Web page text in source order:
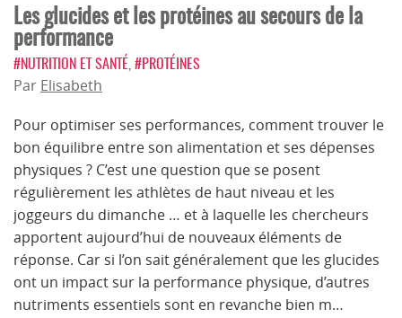
Les glucides et les protéines au secours de la
performance
#NUTRITION ET SANTÉ #PROTÉINES
Par Elisabeth
Pour optimiser ses performances, comment trouver le
bon équilibre entre son alimentation et ses dépenses
physiques ? C’est une question que se posent
régulièrement les athlètes de haut niveau et les
joggeurs du dimanche … et à laquelle les chercheurs
apportent aujourd’hui de nouveaux éléments de
réponse. Car si l’on sait généralement que les glucides
ont un impact sur la performance physique, d’autres
nutriments essentiels sont en revanche bien m…